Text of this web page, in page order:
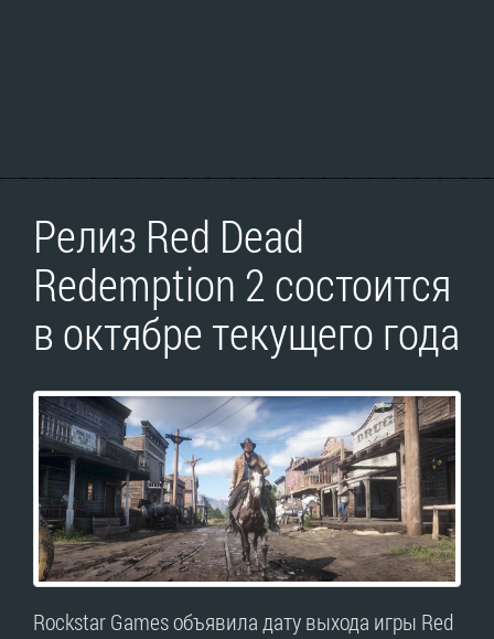
Релиз Red Dead
Redemption 2 состоится
в октябре текущего года
Rockstar Games объявила дату выхода игры Red